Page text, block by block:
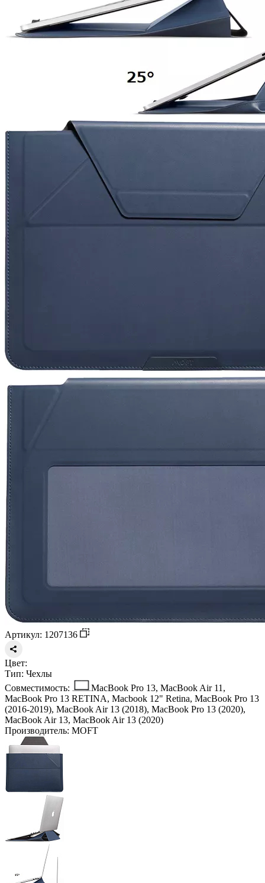
Артикул: 1207136
Цвет:
Тип: Чехлы
Совместимость:
MacBook Pro 13, MacBook Air 11,
MacBook Pro 13 RETINA, Macbook 12" Retina, MacBook Pro 13
(2016-2019), MacBook Air 13 (2018), MacBook Pro 13 (2020),
MacBook Air 13, MacBook Air 13 (2020)
Производитель: MOFT